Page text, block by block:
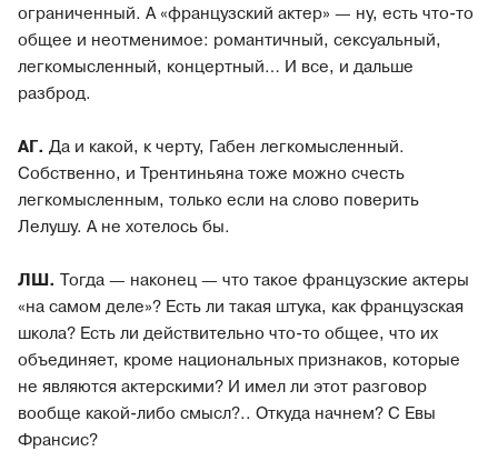
ограниченный. А «французский актер» — ну, есть что-то
общее и неотменимое: романтичный, сексуальный,
легкомысленный, концертный… И все, и дальше
разброд.
АГ. Да и какой, к черту, Габен легкомысленный.
Собственно, и Трентиньяна тоже можно счесть
легкомысленным, только если на слово поверить
Лелушу. А не хотелось бы.
ЛШ. Тогда — наконец — что такое французские актеры
«на самом деле»? Есть ли такая штука, как французская
школа? Есть ли действительно что-то общее, что их
объединяет, кроме национальных признаков, которые
не являются актерскими? И имел ли этот разговор
вообще какой-либо смысл?.. Откуда начнем? С Евы
Франсис?